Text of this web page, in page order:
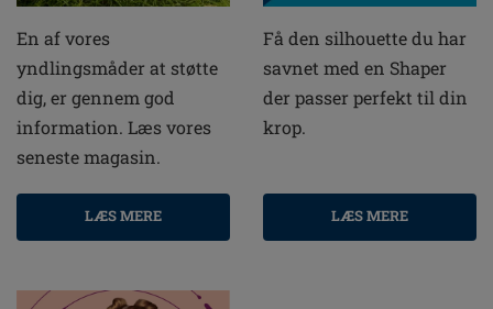
En af vores
yndlingsmåder at støtte
dig, er gennem god
information. Læs vores
seneste magasin.
LÆS MERE
Få den silhouette du har
savnet med en Shaper
der passer perfekt til din
krop.
LÆS MERE